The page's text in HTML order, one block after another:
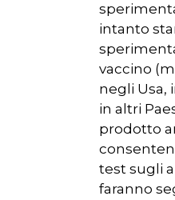
intanto
vaccino
negli Usa,
in altri
prodotto
test sugli
faranno